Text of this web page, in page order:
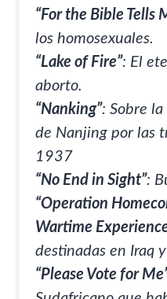
“For the Bible Tells
los homosexuales.
“Lake of Fire”: El
aborto.
“Nanking”: Sobre
de Nanjing por las
1937
“No End in Sight”:
“Operation
Wartime
destinadas en Iraq
“Please Vote for